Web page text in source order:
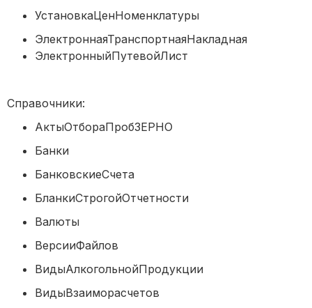
УстановкаЦенНоменклатуры
ЭлектроннаяТранспортнаяНакладная
ЭлектронныйПутевойЛист
Справочники:
АктыОтбораПробЗЕРНО
Банки
БанковскиеСчета
БланкиСтрогойОтчетности
Валюты
ВерсииФайлов
ВидыАлкогольнойПродукции
ВидыВзаиморасчетов